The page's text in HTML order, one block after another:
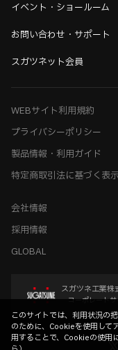
イベント・ショールーム
お問い合わせ・サポート
スガツネット会員
WEBサイト利用規約
プライバシーポリシー
製品情報・利用ガイド
特定商取引法に基づく表示
会社情報
採用情報
GLOBAL
スガツネ工業株
コーポレートサ
このサイトでは、利用状況の
のために、Cookieを使用して
用することで、Cookieの使用